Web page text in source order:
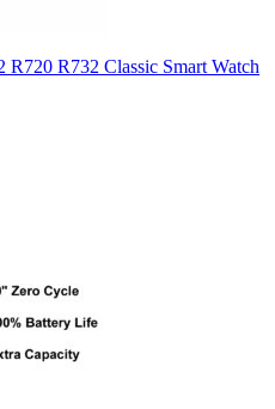
R720 R732 Classic Smart Watch